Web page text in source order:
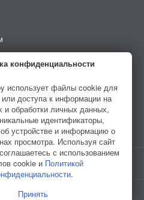
Разработано вHELLO WORLD
конфиденциальности
использует файлы cookie для
доступа к информации на
и обработки личных данных,
идентификаторы,
устройстве и информацию о
просмотра. Используя сайт
с использованием
cookie и Политикой
.
Принять